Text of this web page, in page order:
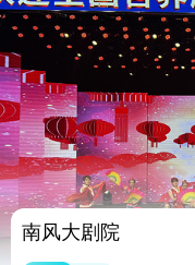
南风大剧院
